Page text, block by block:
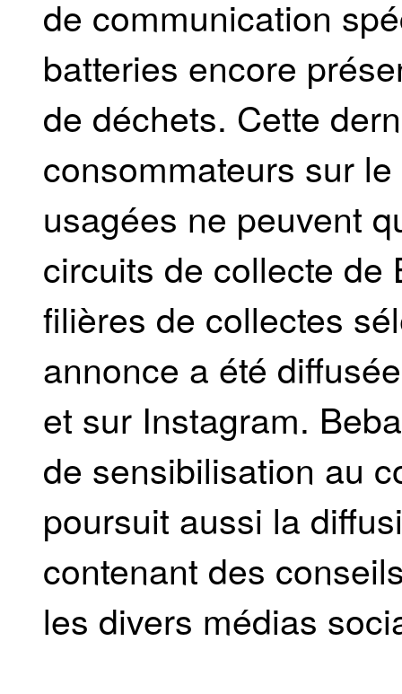
de communication
batteries encore
de déchets. Cette
consommateurs sur
usagées ne peuvent
circuits de collecte de
filières de collectes
annonce a été
et sur Instagram.
de sensibilisation au
poursuit aussi la
contenant des
les divers médias